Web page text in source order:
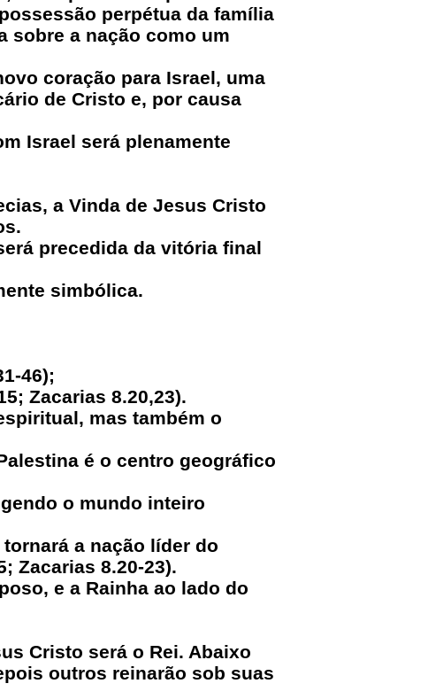
perpétua da família
sobre a nação como um
coração para Israel, uma
de Cristo e, por causa
Israel será plenamente
a Vinda de Jesus Cristo
precedida da vitória final
simbólica.
46);
Zacarias 8.20,23).
mas também o
é o centro geográfico
o mundo inteiro
a nação líder do
Zacarias 8.20-23).
e a Rainha ao lado do
Cristo será o Rei. Abaixo
outros reinarão sob suas